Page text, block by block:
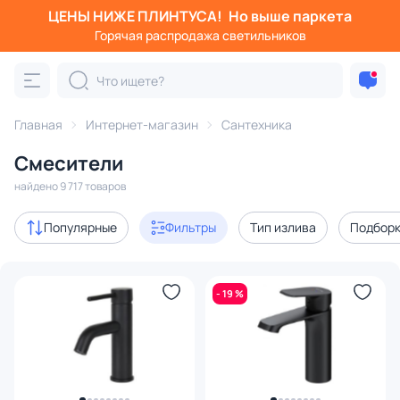
ЦЕНЫ НИЖЕ ПЛИНТУСА! Но выше паркета
Горячая распродажа светильников
Главная Интернет-магазин Сантехника
Смесители
найдено 9 717 товаров
Популярные Фильтры Тип излива
- 19 %
Фильтры
Категория: Смесители
для кухонной мойки для раковины с термостатом
Акции 994
с 3D-моделями 288